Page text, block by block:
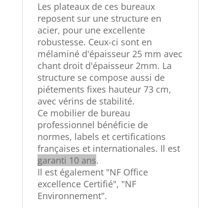
Les plateaux de ces bureaux
reposent sur une structure en
acier, pour une excellente
robustesse. Ceux-ci sont en
mélaminé d'épaisseur 25 mm avec
chant droit d'épaisseur 2mm. La
structure se compose aussi de
piétements fixes hauteur 73 cm,
avec vérins de stabilité.
Ce mobilier de bureau
professionnel bénéficie de
normes, labels et certifications
françaises et internationales. Il est
garanti 10 ans.
Il est également "NF Office
excellence Certifié", "NF
Environnement".